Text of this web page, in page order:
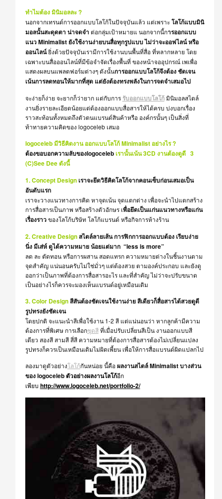
ทำไมต้อง มินิมอลละ ?
นอกจากเทรนด์การออกแบบโลโก้ในปัจจุบันแล้ว แต่เพราะโลโก้แบบมินิ
มอลนั้นสะดุดตา น่าจดจำ ต่อกลุ่มเป้าหมายแ นอกจากนี้การออกแบบ
แนว Minimalist ยังใช้งานง่ายบนสื่อทุกรูปแบบ ไม่ว่าจะออฟไลน์ หรือ
ออนไลน์ยิ่งด้วยปัจจุบันเรามีการใช้งานบนพื้นที่สื่อ ที่หลากหลาย โดย
เฉพาะบนสื่อออนไลน์ที่มีข้อจำจัดเรื่องพื้นที่ ของหน้าจออุปกรณ์ เพเพื่อ
แสดงผลบนแพลตฟอร์มต่างๆ ดังนั้นการออกแบบโลโก้จึงต้อง ชัดเจน
เน้นการลดทอนให้มากที่สุด แต่ยังต้องทรงพลังในการจดจำเสมอไป
จะง่ายก็ง่าย จะยากก็ว่ายาก แต่กับการ รับออกแบบโลโก้มินิมอลสไตล์
งานยิ่งรายละเอียดน้อยแต่ต้องออกแบบสื่อสารให้ได้ครบ บ่งบอกเรื่อง
ราวสะท้อนทั้งหมดถึงตัวตนแบรนด์สินค้าหรือ องค์กรนั้นๆ เป็นสิ่งที่
ท้าทายความคิดของ logoceleb เสมอ
logoceleb มีวิธีคิดงาน ออกแบบโลโก้ Minimalist อย่างไร ?
ต้องขอบอกความลับของlogocelebเรานั้นเน้น 3CD งานต้องดูดี 3
(C)See Dee ดังนี้
1. Concept Designเราจะยึดวิธีคิดโลโก้จากคอนเซ็บก่อนเสมอเป็น
อันดับแรก
เราจะวางแนวทางการคิด หาจุดเน้น จุดแตกต่าง เพื่อจะนำไปแตกสร้าง
การสื่อสารเป็นภาพ หรือสร้างตัวอักษร เพื่อยึดเป็นแก่นแนวทางหรือแก่น
เรื่องราวของโลโก้บริษัท โลโก้แบรนด์ หรือกิจการห้างร้าน
2. Creative Designสไตล์ลายเส้น การฟิกการออกแบบต้อง เรียบง่าย
นิ่ง มีเส่ห์ ดูได้ความหมาย น้อยแต่มาก “less is more”
ลด ละ ตัดทอน หรือการผสาน สอดแทรก ความหมายต่างในชิ้นงานตาม
จุดสำคัญ แน่นอนครับไม่ใช่มั่วๆ แต่ต้องสวย ตามองค์ประกอบ และยังดู
ออกว่าเป็นภาพที่ต้องการสื่อสารอะไร และที่สำคัญ ไม่ว่าจะปรับขนาด
เป็นอย่างไรก็ควรจะมองเห็นแบรนด์อยู่เหมือนเดิม
3. Color Designสีสันต้องชัดเจนใช้งานง่าย สีเดียวก็สื่อสารได้สวยดูดี
รูปทรงยังชัดเจน
โดยปกติ จะแนะนำสีเพื่อใช้งาน 1-2 สี แต่แน่นอนว่า หากลูกค้ามีความ
ต้องการที่พิเศษ การเลือกชุดสีที่เมื่อปรับเปลี่ยนสีเป็น งานออกแบบสี
เดียว สองสี สามสี สี่สี ความหมายที่ต้องการสื่อสารต้องไม่เปลี่ยนแปลง
รูปทรงก็ควรเป็นเหมือนเดิมไม่ผิดเพี้ยน เพื่อให้การสื่อแบรนด์ผิดแปลกไป
ลองมาดูตัวอย่างโลโก้กันหน่อย นี้คือผลงานสไตล์ Minimalist บางส่วน
ของ logocelebตัวอย่างผลงานโลโก้อีก
เพียบ http://www.logoceleb.net/portfolio-2/